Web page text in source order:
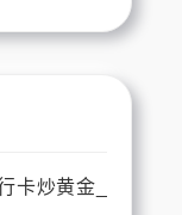
卡炒黄金_